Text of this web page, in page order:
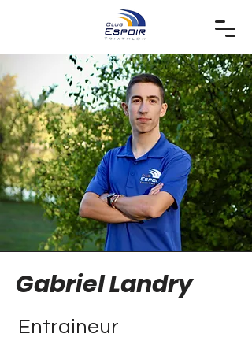
Gabriel Landry
Entraineur